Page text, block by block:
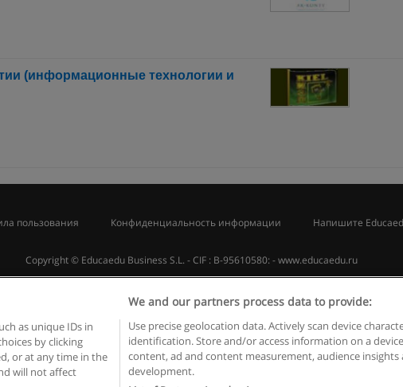
(информационные технологии и
пользования Конфиденциальность информации Напишите
Copyright © Educaedu Business S.L. - CIF : B-95610580: - www.educaedu.ru
as unique IDs in
by clicking
or at any time in the
will not affect
We and our partners process data to provide:
Use precise geolocation data. Actively scan device
identification. Store and/or access information on a
content, ad and content measurement, audience
development.